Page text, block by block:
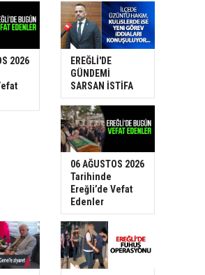
2026
EREĞLİ'DE
GÜNDEMİ
SARSAN İSTİFA
06 AĞUSTOS 2026
Tarihinde
Ereğli’de Vefat
Edenler